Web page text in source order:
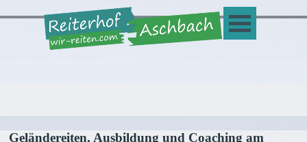
Menü überspringen
Geländereiten, Ausbildung und Coaching am